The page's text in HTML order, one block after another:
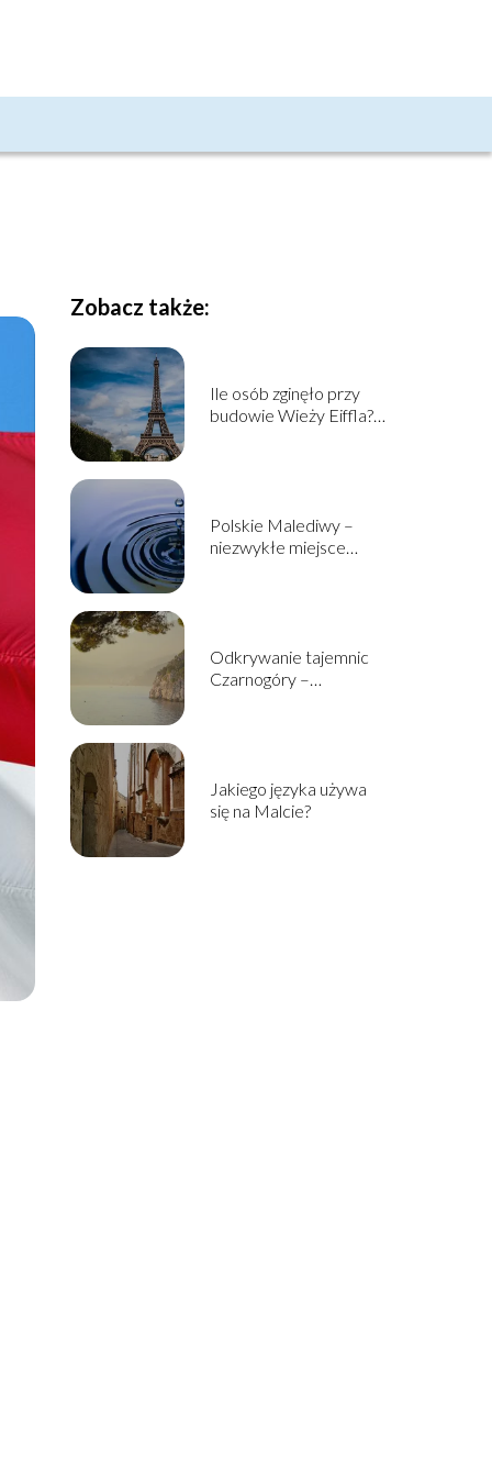
Zobacz także:
Ile osób zginęło przy
budowie Wieży Eiffla?
Polskie Malediwy –
niezwykłe miejsce
Odkrywanie tajemnic
Czarnogóry –
Jakiego języka używa
się na Malcie?